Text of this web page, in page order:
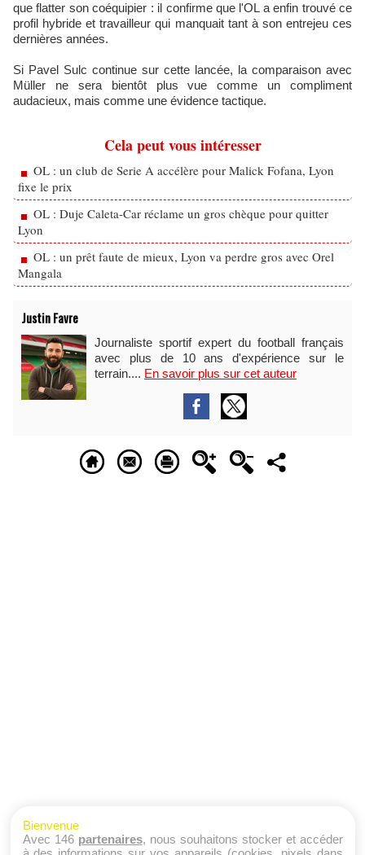
que flatter son coéquipier : il confirme que l'OL a enfin trouvé ce
profil hybride et travailleur qui manquait tant à son entrejeu ces
dernières années.
Si Pavel Sulc continue sur cette lancée, la comparaison avec
Müller ne sera bientôt plus vue comme un compliment
audacieux, mais comme une évidence tactique.
Cela peut vous intéresser
OL : un club de Serie A accélère pour Malick Fofana, Lyon
fixe le prix
OL : Duje Caleta-Car réclame un gros chèque pour quitter
Lyon
OL : un prêt faute de mieux, Lyon va perdre gros avec Orel
Mangala
Justin Favre
Journaliste sportif expert du football français
avec plus de 10 ans d'expérience sur le
terrain.... En savoir plus sur cet auteur
Bienvenue
Avec 146 partenaires, nous souhaitons stocker et accéder